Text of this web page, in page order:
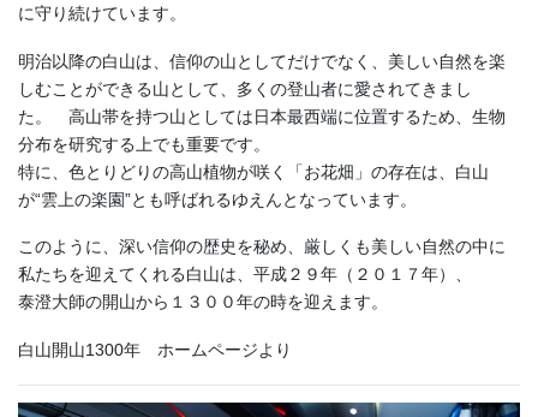
に守り続けています。
明治以降の白山は、信仰の山としてだけでなく、美しい自然を楽
しむことができる山として、多くの登山者に愛されてきまし
た。 高山帯を持つ山としては日本最西端に位置するため、生物
分布を研究する上でも重要です。
特に、色とりどりの高山植物が咲く「お花畑」の存在は、白山
が“雲上の楽園”とも呼ばれるゆえんとなっています。
このように、深い信仰の歴史を秘め、厳しくも美しい自然の中に
私たちを迎えてくれる白山は、平成２９年 （２０１７年） 、
泰澄大師の開山から１３００年の時を迎えます。
白山開山1300年 ホームページより